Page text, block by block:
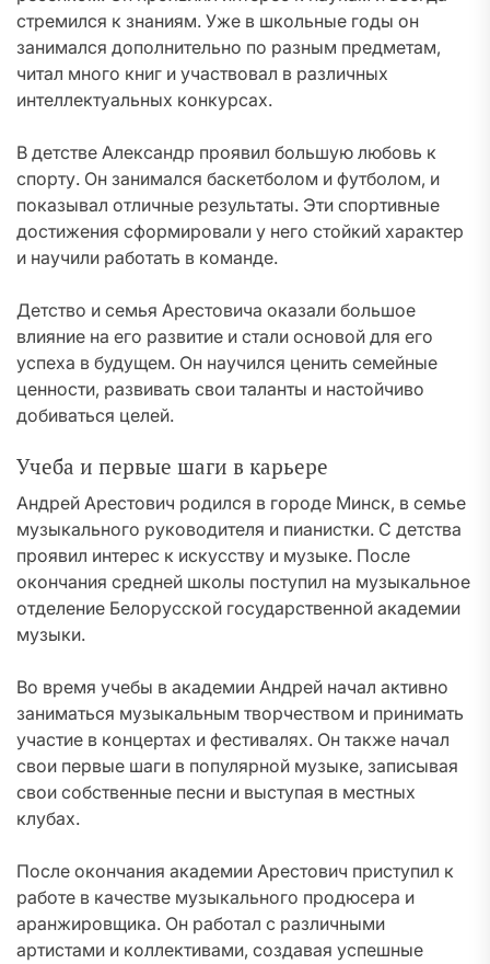
стремился к знаниям. Уже в школьные годы он
занимался дополнительно по разным предметам,
читал много книг и участвовал в различных
интеллектуальных конкурсах.
В детстве Александр проявил большую любовь к
спорту. Он занимался баскетболом и футболом, и
показывал отличные результаты. Эти спортивные
достижения сформировали у него стойкий характер
и научили работать в команде.
Детство и семья Арестовича оказали большое
влияние на его развитие и стали основой для его
успеха в будущем. Он научился ценить семейные
ценности, развивать свои таланты и настойчиво
добиваться целей.
Учеба и первые шаги в карьере
Андрей Арестович родился в городе Минск, в семье
музыкального руководителя и пианистки. С детства
проявил интерес к искусству и музыке. После
окончания средней школы поступил на музыкальное
отделение Белорусской государственной академии
музыки.
Во время учебы в академии Андрей начал активно
заниматься музыкальным творчеством и принимать
участие в концертах и фестивалях. Он также начал
свои первые шаги в популярной музыке, записывая
свои собственные песни и выступая в местных
клубах.
После окончания академии Арестович приступил к
работе в качестве музыкального продюсера и
аранжировщика. Он работал с различными
артистами и коллективами, создавая успешные